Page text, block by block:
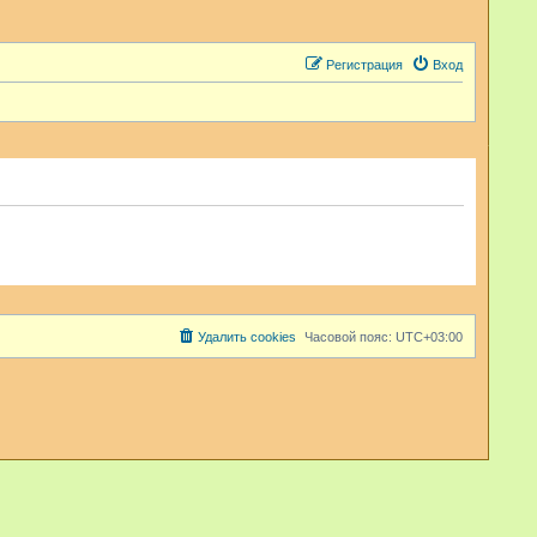
Вход
Регистрация
Часовой пояс: UTC+03:00
Удалить cookies